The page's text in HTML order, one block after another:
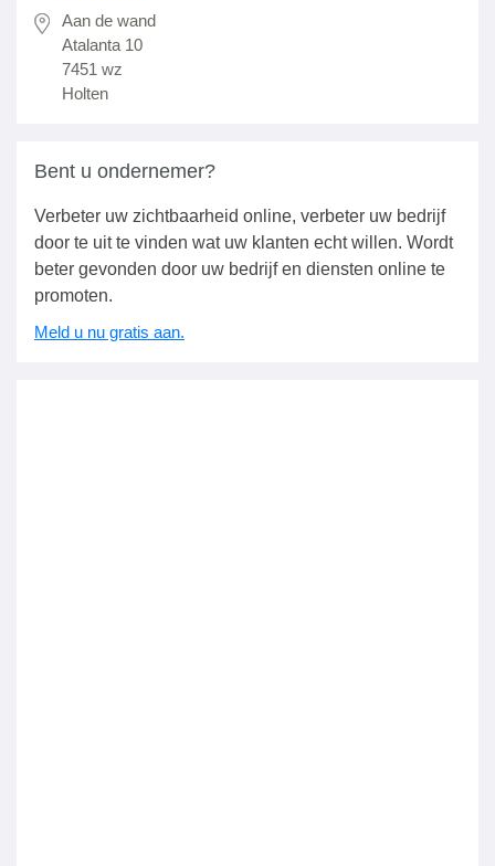
Aan de wand
Atalanta 10
7451 wz
Holten
Bent u ondernemer?
Verbeter uw zichtbaarheid online, verbeter uw bedrijf
door te uit te vinden wat uw klanten echt willen. Wordt
beter gevonden door uw bedrijf en diensten online te
promoten.
Meld u nu gratis aan.